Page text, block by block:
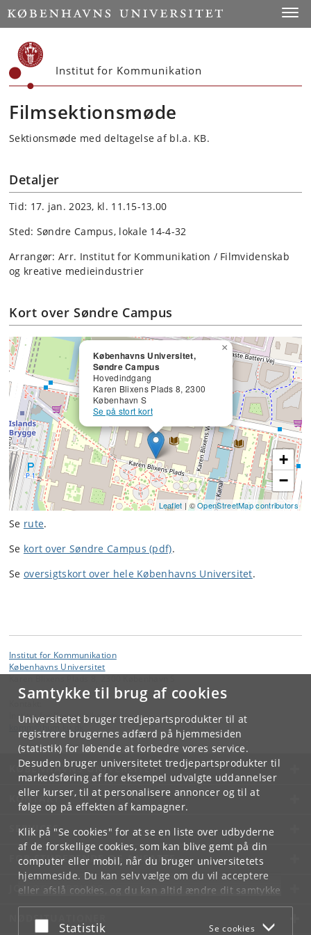
Samtykke til brug af cookies
Universitetet bruger tredjepartsprodukter til at
registrere brugernes adfærd på hjemmesiden
(statistik) for løbende at forbedre vores service.
Desuden bruger universitetet tredjepartsprodukter til
markedsføring af for eksempel udvalgte uddannelser
eller kurser, til at personalisere annoncer og til at
følge op på effekten af kampagner.
Klik på "Se cookies" for at se en liste over udbyderne
af de forskellige cookies, som kan blive gemt på din
computer eller mobil, når du bruger universitetets
hjemmeside. Du kan selv vælge om du vil acceptere
eller afslå cookies, og du kan altid ændre dit samtykke
underCookie- og privatlivspolitiksom du finder i
bunden af hver side.
Acceptér eller afslå
Statistik Se cookies
Start
Institut for Kommunikation
Filmsektionsmøde
Sektionsmøde med deltagelse af bl.a. KB.
Detaljer
Tid: 17. jan. 2023, kl. 11.15-13.00
Sted: Søndre Campus, lokale 14-4-32
Arrangør: Arr. Institut for Kommunikation / Filmvidenskab
og kreative medieindustrier
Kort over Søndre Campus
Københavns Universitet,
Søndre Campus
Hovedindgang
Karen Blixens Plads 8, 2300
København S
Se på stort kort
×
+
−
Leaflet | ©OpenStreetMap contributors
Se rute.
Se kort over Søndre Campus (pdf).
Se oversigtskort over hele Københavns Universitet.
Institut for Kommunikation
Københavns Universitet
Institut for Kommunikation
KØBENHAVNS UNIVERSITET
KONTAKT
SERVICES
FOR STUDERENDE OG ANSATTE
JOB OG KARRIERE
NØDSITUATIONER